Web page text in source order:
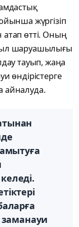
жүргізіп
өтті. Оның
шаруашылығы
тауып, жаңа
өндірістерге
заманауи